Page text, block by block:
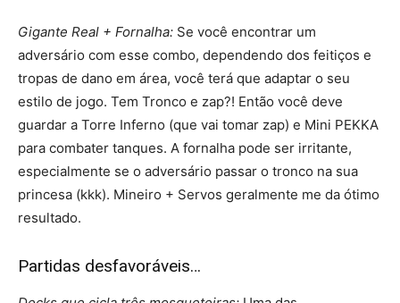
Gigante Real + Fornalha: Se você encontrar um
adversário com esse combo, dependendo dos feitiços e
tropas de dano em área, você terá que adaptar o seu
estilo de jogo. Tem Tronco e zap?! Então você deve
guardar a Torre Inferno (que vai tomar zap) e Mini PEKKA
para combater tanques. A fornalha pode ser irritante,
especialmente se o adversário passar o tronco na sua
princesa (kkk). Mineiro + Servos geralmente me da ótimo
resultado.
Partidas desfavoráveis…